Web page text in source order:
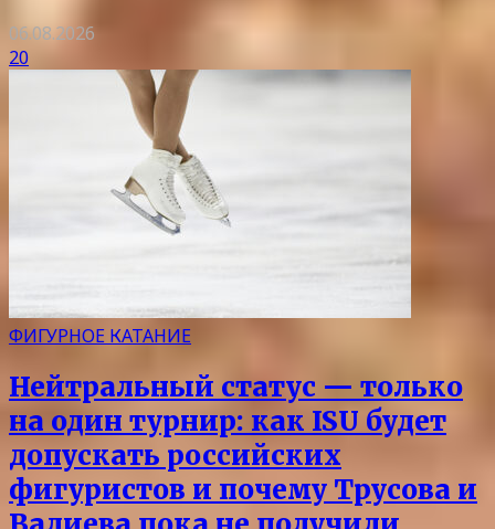
06.08.2026
20
ФИГУРНОЕ КАТАНИЕ
Нейтральный статус — только
на один турнир: как ISU будет
допускать российских
фигуристов и почему Трусова и